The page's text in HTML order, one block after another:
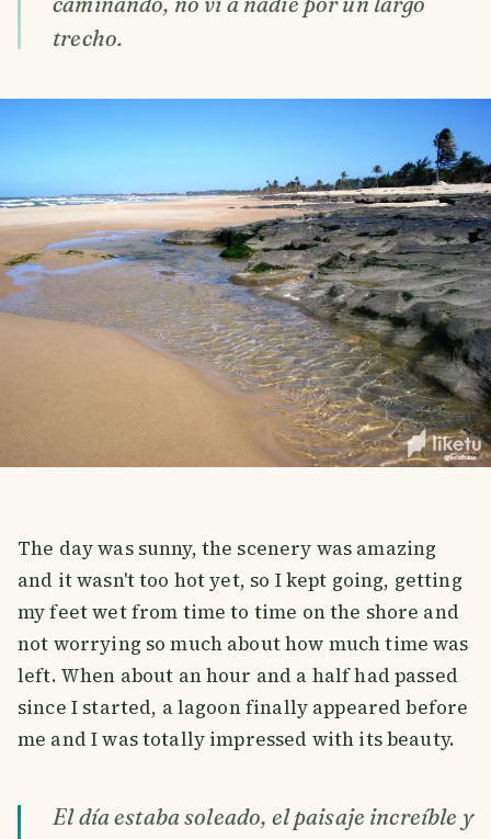
trecho.
The day was sunny, the scenery was amazing
and it wasn't too hot yet, so I kept going, getting
my feet wet from time to time on the shore and
not worrying so much about how much time was
left. When about an hour and a half had passed
since I started, a lagoon finally appeared before
me and I was totally impressed with its beauty.
El día estaba soleado, el paisaje increíble y